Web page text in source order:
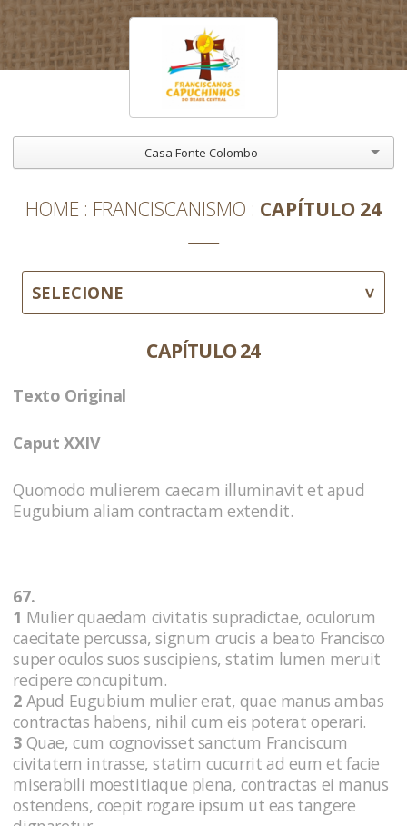
Casa Fonte Colombo
HOME FRANCISCANISMO CAPÍTULO 24
SELECIONE
CAPÍTULO 24
Texto Original
Caput XXIV
Quomodo mulierem caecam illuminavit et apud
Eugubium aliam contractam extendit.
67.
1 Mulier quaedam civitatis supradictae, oculorum
caecitate percussa, signum crucis a beato Francisco
super oculos suos suscipiens, statim lumen meruit
recipere concupitum.
2 Apud Eugubium mulier erat, quae manus ambas
contractas habens, nihil cum eis poterat operari.
3 Quae, cum cognovisset sanctum Franciscum
civitatem intrasse, statim cucurrit ad eum et facie
miserabili moestitiaque plena, contractas ei manus
ostendens, coepit rogare ipsum ut eas tangere